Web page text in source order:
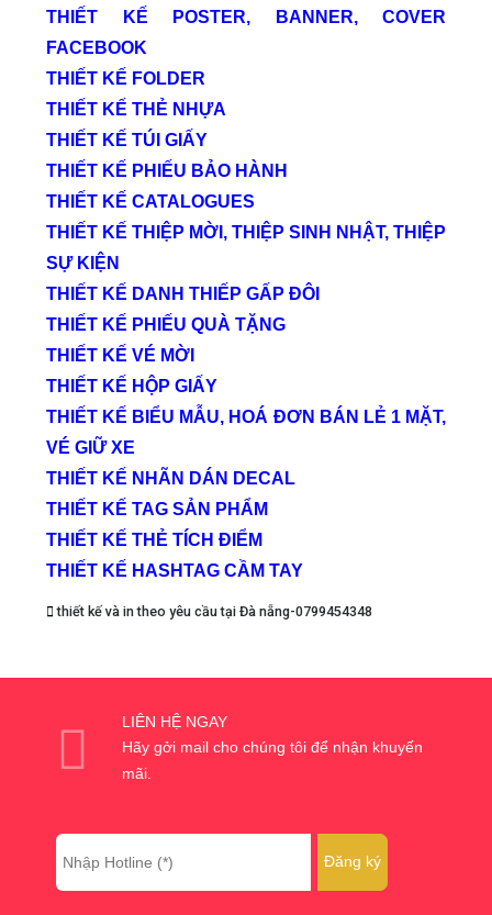
THIẾT KẾ POSTER, BANNER, COVER
FACEBOOK
THIẾT KẾ FOLDER
THIẾT KẾ THẺ NHỰA
THIẾT KẾ TÚI GIẤY
THIẾT KẾ PHIẾU BẢO HÀNH
THIẾT KẾ CATALOGUES
THIẾT KẾ THIỆP MỜI, THIỆP SINH NHẬT, THIỆP
SỰ KIỆN
THIẾT KẾ DANH THIẾP GẤP ĐÔI
THIẾT KẾ PHIẾU QUÀ TẶNG
THIẾT KẾ VÉ MỜI
THIẾT KẾ HỘP GIẤY
THIẾT KẾ BIỂU MẪU, HOÁ ĐƠN BÁN LẺ 1 MẶT,
VÉ GIỮ XE
THIẾT KẾ NHÃN DÁN DECAL
THIẾT KẾ TAG SẢN PHẨM
THIẾT KẾ THẺ TÍCH ĐIỂM
THIẾT KẾ HASHTAG CẦM TAY
thiết kế và in theo yêu cầu tại Đà nẵng-0799454348
LIÊN HỆ NGAY
Hãy gởi mail cho chúng tôi để nhận khuyến
mãi.